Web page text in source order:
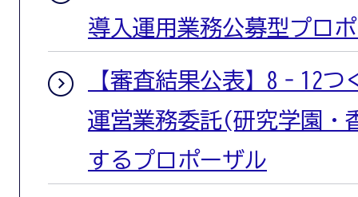
導入運用業務公募型プロ
【審査結果公表】8‐12つ
運営業務委託(研究学園・
するプロポーザル